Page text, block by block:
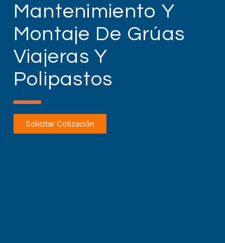
Mantenimiento Y
Montaje De Grúas
Viajeras Y
Polipastos
Solicitar Cotización